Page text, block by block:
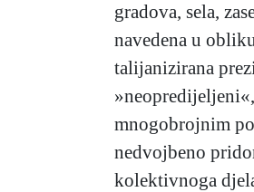
gradova, sela,
navedena u
talijanizirana
mnogobrojnim
nedvojbeno
kolektivnoga